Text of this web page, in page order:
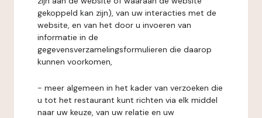
gekoppeld kan zijn), van uw interacties met de
website, en van het door u invoeren van
informatie in de
gegevensverzamelingsformulieren die daarop
kunnen voorkomen,
- meer algemeen in het kader van verzoeken die
u tot het restaurant kunt richten via elk middel
naar uw keuze, van uw relatie en uw